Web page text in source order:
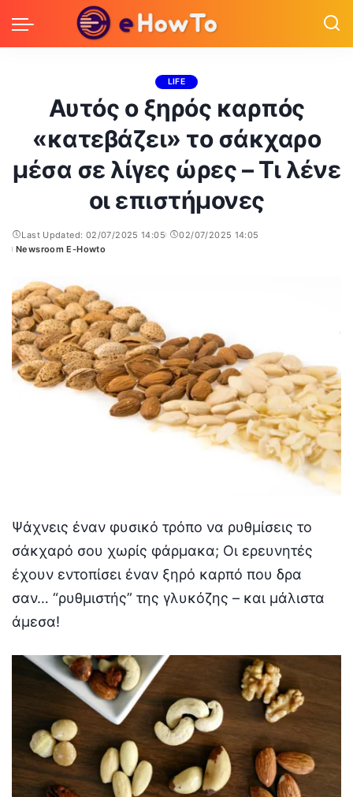
LIFE
Αυτός ο ξηρός καρπός
«κατεβάζει» το σάκχαρο
μέσα σε λίγες ώρες – Τι λένε
οι επιστήμονες
Last Updated: 02/07/2025 14:05
02/07/2025 14:05
Posted
Newsroom E-Howto
Ψάχνεις έναν φυσικό τρόπο να ρυθμίσεις το
σάκχαρό σου χωρίς φάρμακα; Οι ερευνητές
έχουν εντοπίσει έναν ξηρό καρπό που δρα
σαν… “ρυθμιστής” της γλυκόζης – και μάλιστα
άμεσα!